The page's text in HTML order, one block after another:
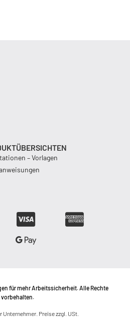
– Vorlagen
für mehr Arbeitssicherheit. Alle Rechte
vorbehalten.
Preise zzgl. USt.